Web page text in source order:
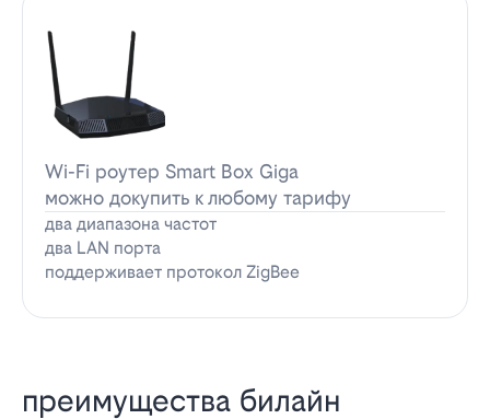
Wi-Fi роутер Smart Box Giga
можно докупить к любому тарифу
два диапазона частот
два LAN порта
поддерживает протокол ZigBee
преимущества билайн